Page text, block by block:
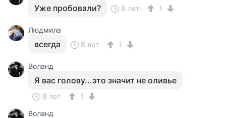
Уже пробовали? 8 лет 1
Людмила
всегда 8 лет 1
Воланд
Я вас голову...это значит не оливье
8 лет
1
Воланд